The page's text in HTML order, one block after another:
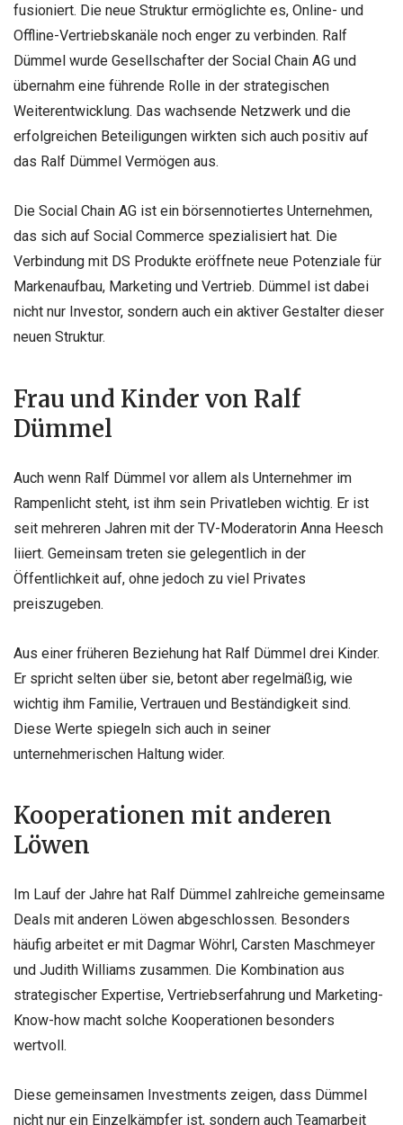
fusioniert. Die neue Struktur ermöglichte es, Online- und
Offline-Vertriebskanäle noch enger zu verbinden. Ralf
Dümmel wurde Gesellschafter der Social Chain AG und
übernahm eine führende Rolle in der strategischen
Weiterentwicklung. Das wachsende Netzwerk und die
erfolgreichen Beteiligungen wirkten sich auch positiv auf
das Ralf Dümmel Vermögen aus.
Die Social Chain AG ist ein börsennotiertes Unternehmen,
das sich auf Social Commerce spezialisiert hat. Die
Verbindung mit DS Produkte eröffnete neue Potenziale für
Markenaufbau, Marketing und Vertrieb. Dümmel ist dabei
nicht nur Investor, sondern auch ein aktiver Gestalter dieser
neuen Struktur.
Frau und Kinder von Ralf
Dümmel
Auch wenn Ralf Dümmel vor allem als Unternehmer im
Rampenlicht steht, ist ihm sein Privatleben wichtig. Er ist
seit mehreren Jahren mit der TV-Moderatorin Anna Heesch
liiert. Gemeinsam treten sie gelegentlich in der
Öffentlichkeit auf, ohne jedoch zu viel Privates
preiszugeben.
Aus einer früheren Beziehung hat Ralf Dümmel drei Kinder.
Er spricht selten über sie, betont aber regelmäßig, wie
wichtig ihm Familie, Vertrauen und Beständigkeit sind.
Diese Werte spiegeln sich auch in seiner
unternehmerischen Haltung wider.
Kooperationen mit anderen
Löwen
Im Lauf der Jahre hat Ralf Dümmel zahlreiche gemeinsame
Deals mit anderen Löwen abgeschlossen. Besonders
häufig arbeitet er mit Dagmar Wöhrl, Carsten Maschmeyer
und Judith Williams zusammen. Die Kombination aus
strategischer Expertise, Vertriebserfahrung und Marketing-
Know-how macht solche Kooperationen besonders
wertvoll.
Diese gemeinsamen Investments zeigen, dass Dümmel
nicht nur ein Einzelkämpfer ist, sondern auch Teamarbeit